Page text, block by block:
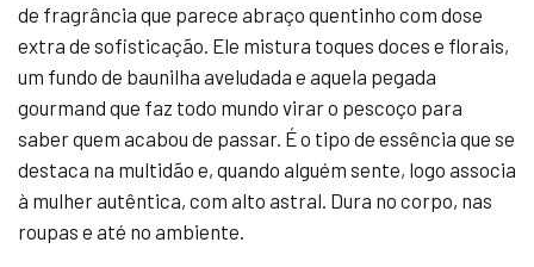
de fragrância que parece abraço quentinho com dose
extra de sofisticação. Ele mistura toques doces e florais,
um fundo de baunilha aveludada e aquela pegada
gourmand que faz todo mundo virar o pescoço para
saber quem acabou de passar. É o tipo de essência que se
destaca na multidão e, quando alguém sente, logo associa
à mulher autêntica, com alto astral. Dura no corpo, nas
roupas e até no ambiente.